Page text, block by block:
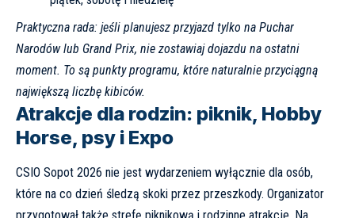
Praktyczna rada: jeśli planujesz przyjazd tylko na Puchar
Narodów lub Grand Prix, nie zostawiaj dojazdu na ostatni
moment. To są punkty programu, które naturalnie przyciągną
największą liczbę kibiców.
Atrakcje dla rodzin: piknik, Hobby
Horse, psy i Expo
CSIO Sopot 2026 nie jest wydarzeniem wyłącznie dla osób,
które na co dzień śledzą skoki przez przeszkody. Organizator